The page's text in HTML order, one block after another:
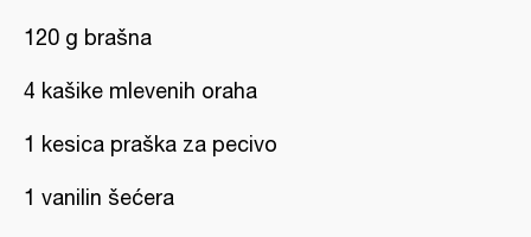
120 g brašna
4 kašike mlevenih oraha
1 kesica praška za pecivo
1 vanilin šećera